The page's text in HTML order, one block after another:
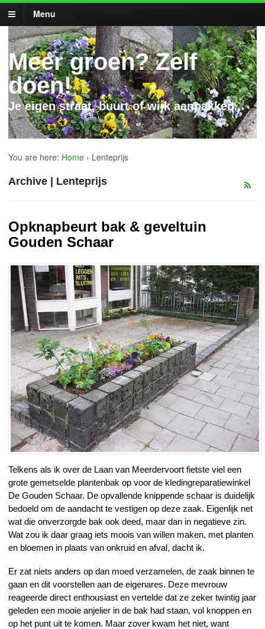
Menu
Meer groen? Zelf
doen!
Je eigen straat, buurt of wijk aanpakken...
You are here: Home › Lenteprijs
Archive | Lenteprijs
Opknapbeurt bak & geveltuin
Gouden Schaar
Telkens als ik over de Laan van Meerdervoort fietste viel een
grote gemetselde plantenbak op voor de kledingreparatiewinkel
De Gouden Schaar. De opvallende knippende schaar is duidelijk
bedoeld om de aandacht te vestigen op deze zaak. Eigenlijk net
wat die onverzorgde bak ook deed, maar dan in negatieve zin.
Wat zou ik daar graag iets moois van willen maken, met planten
en bloemen in plaats van onkruid en afval, dacht ik.
Er zat niets anders op dan moed verzamelen, de zaak binnen te
gaan en dit voorstellen aan de eigenares. Deze mevrouw
reageerde direct enthousiast en vertelde dat ze zeker twintig jaar
geleden een mooie anjelier in de bak had staan, vol knoppen en
op het punt uit te komen. Maar zover kwam het niet, want